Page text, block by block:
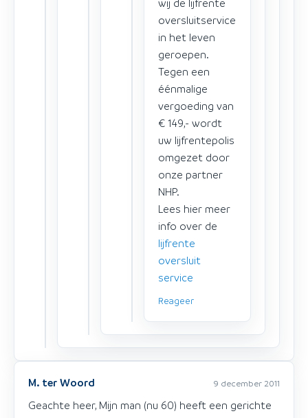
wij de lijfrente
oversluitservice
in het leven
geroepen.
Tegen een
éénmalige
vergoeding van
€ 149,- wordt
uw lijfrentepolis
omgezet door
onze partner
NHP.
Lees hier meer
info over de
lijfrente
oversluit
service
Reageer
M. ter Woord 9 december 2011
Geachte heer, Mijn man (nu 60) heeft een gerichte